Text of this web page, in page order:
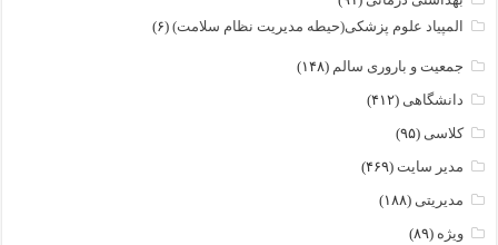
المپیاد علوم پزشکی(حیطه مدیریت نظام سلامت) (۶)
جمعیت و باروری سالم (۱۴۸)
دانشگاهی (۴۱۲)
کلاسی (۹۵)
مدیر سایت (۴۶۹)
مدیریتی (۱۸۸)
ویژه (۸۹)